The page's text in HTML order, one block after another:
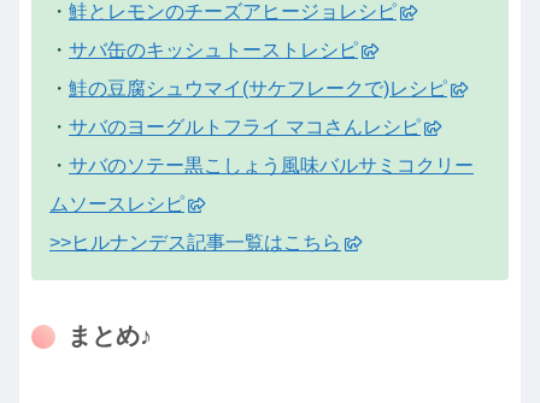
・ 鮭とレモンのチーズアヒージョレシピ
・ サバ缶のキッシュトーストレシピ
・ 鮭の豆腐シュウマイ(サケフレークで)レシピ
・ サバのヨーグルトフライ マコさんレシピ
・ サバのソテー黒こしょう風味バルサミコクリー
ムソースレシピ
>>ヒルナンデス記事一覧はこちら
まとめ♪